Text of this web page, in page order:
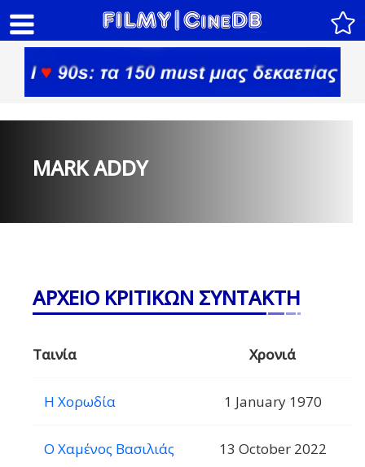
MARK ADDY
ΑΡΧΕΙΟ ΚΡΙΤΙΚΩΝ ΣΥΝΤΑΚΤΗ
Ταινία Χρονιά
Η Χορωδία 1 January 1970
Ο Χαμένος Βασιλιάς 13 October 2022